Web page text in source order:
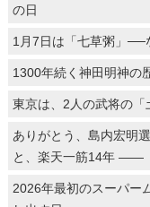
の日
1月7日は「七草粥」──
1300年続く神田明神の
東京は、2人の武将の「
ありがとう、島内宏明
と、楽天一筋14年 ――
2026年最初のスーパー